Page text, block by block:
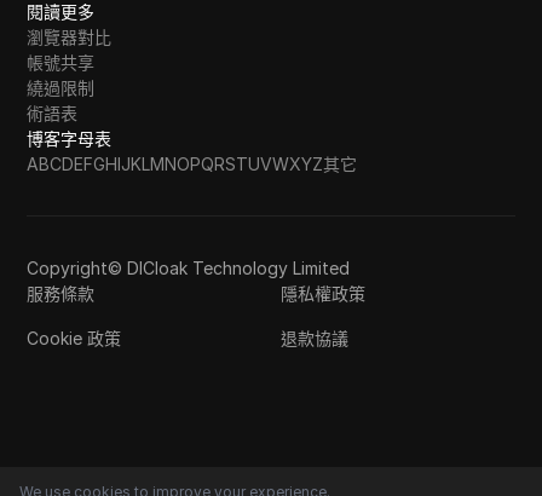
閱讀更多
瀏覽器對比
帳號共享
繞過限制
術語表
博客字母表
ABCDEFGHIJKLMNOPQRSTUVWXYZ其它
Copyright© DICloak Technology Limited
服務條款
隱私權政策
Cookie 政策 退款協議
We use cookies to improve your experience.